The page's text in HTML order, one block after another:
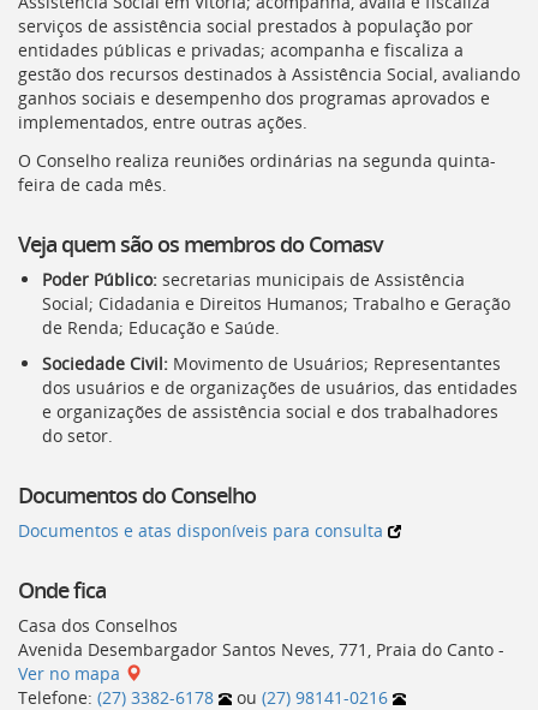
serviços de assistência social prestados à população por
entidades públicas e privadas; acompanha e fiscaliza a
gestão dos recursos destinados à Assistência Social, avaliando
ganhos sociais e desempenho dos programas aprovados e
implementados, entre outras ações.
O Conselho realiza reuniões ordinárias na segunda quinta-
feira de cada mês.
Veja quem são os membros do Comasv
Poder Público: secretarias municipais de Assistência
Social; Cidadania e Direitos Humanos; Trabalho e Geração
de Renda; Educação e Saúde.
Sociedade Civil: Movimento de Usuários; Representantes
dos usuários e de organizações de usuários, das entidades
e organizações de assistência social e dos trabalhadores
do setor.
Documentos do Conselho
Documentos e atas disponíveis para consulta
Onde fica
Casa dos Conselhos
Avenida Desembargador Santos Neves, 771, Praia do Canto -
Ver no mapa
Telefone: (27) 3382-6178 ou (27) 98141-0216